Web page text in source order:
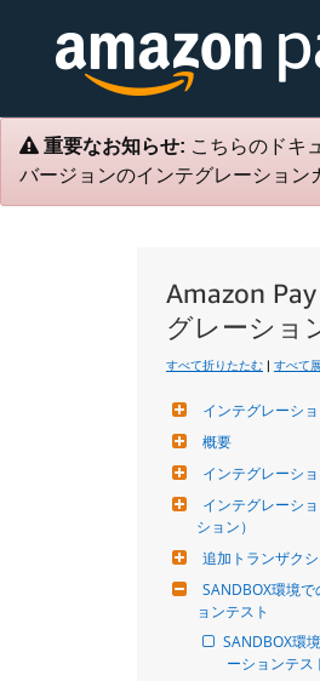
重要なお知らせ: こちらのドキ
バージョンのインテグレーション
Amazon
グレーショ
すべて折りたたむ | すべて
インテグレーシ
概要
インテグレーシ
インテグレーシ
ション）
追加トランザク
SANDBOX環境
ョンテスト
SANDBOX環
ーションテス